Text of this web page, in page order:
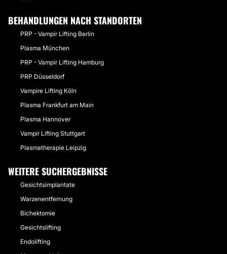
BEHANDLUNGEN NACH STANDORTEN
PRP - Vampir Lifting Berlin
Plasma München
PRP - Vampir Lifting Hamburg
PRP Düsseldorf
Vampire Lifting Köln
Plasma Frankfurt am Main
Plasma Hannover
Vampir Lifting Stuttgart
Plasmatherapie Leipzig
WEITERE SUCHERGEBNISSE
Gesichtsimplantate
Warzenentfernung
Bichektomie
Gesichtslifting
Endolifting